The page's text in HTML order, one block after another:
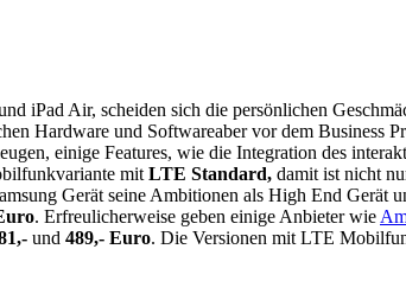
iPad Air, scheiden sich die persönlichen
Hardware und Softwareaber vor dem Business
einige Features, wie die Integration des
mit LTE Standard, damit ist nicht
Gerät seine Ambitionen als High End Gerät
. Erfreulicherweise geben einige Anbieter wie
und 489,- Euro. Die Versionen mit LTE